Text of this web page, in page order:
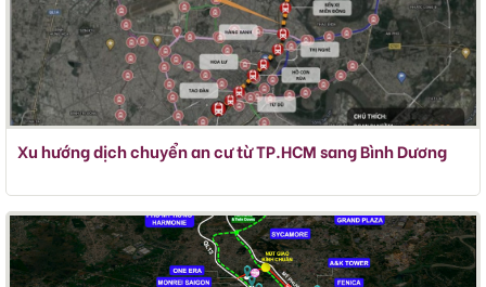
Xu hướng dịch chuyển an cư từ TP.HCM sang Bình Dương